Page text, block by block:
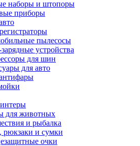
наборы и штопоры
приборы
пылесосы
устройства
для шин
для авто
для животных
и рыбалка
рюкзаки и сумки
очки